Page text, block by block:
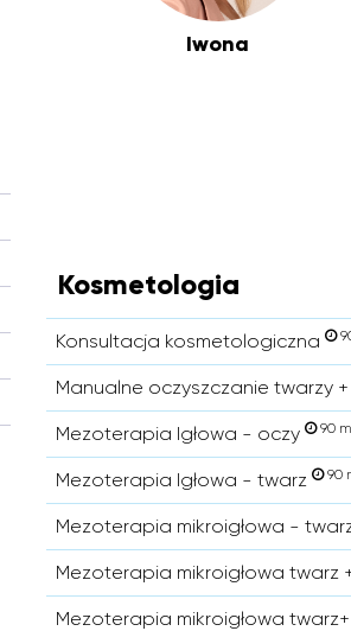
Iwona
Kosmetologia
Konsultacja kosmetologiczna
Manualne oczyszczanie twarzy
Mezoterapia Igłowa - oczy 90
Mezoterapia Igłowa - twarz 90
Mezoterapia mikroigłowa -
Mezoterapia mikroigłowa twarz
Mezoterapia mikroigłowa